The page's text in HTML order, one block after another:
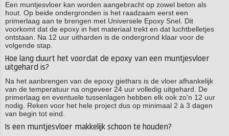
Een muntjesvloer kan worden aangebracht op zowel beton als
hout. Op beide ondergronden is het raadzaam eerst een
primerlaag aan te brengen met Universele Epoxy Snel. Dit
voorkomt dat de epoxy in het materiaal trekt en dat luchtbelletjes
ontstaan. Na 12 uur uitharden is de ondergrond klaar voor de
volgende stap.
Hoe lang duurt het voordat de epoxy van een muntjesvloer
uitgehard is?
Na het aanbrengen van de epoxy giethars is de vloer afhankelijk
van de temperatuur na ongeveer 24 uur volledig uitgehard. De
primerlaag en eventuele tussenlagen hebben elk ook zo'n 12 uur
nodig. Reken voor het hele project dus op minimaal 2 à 3 dagen
van begin tot eind.
Is een muntjesvloer makkelijk schoon te houden?